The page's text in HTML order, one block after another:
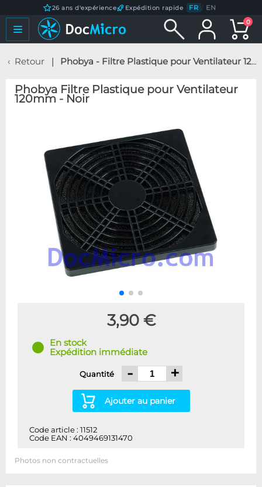
26 ans d'expérience Expédition rapide FR / EN
0
Retour Phobya - Filtre Plastique pour Ventilateur 120mm - Noir
Phobya Filtre Plastique pour Ventilateur
120mm - Noir
3,90 €
En stock
Expédition immédiate
Quantité - +
Ajouter au panier
Code article : 11512
Code EAN : 4049469131470
Photos non contractuelles